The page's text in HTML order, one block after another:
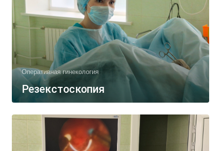
Оперативная гинекология
Резекстоскопия